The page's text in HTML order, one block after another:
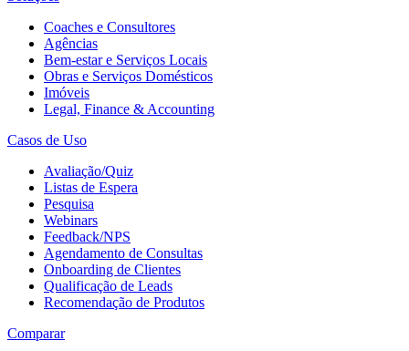
Coaches e Consultores
Agências
Bem-estar e Serviços Locais
Obras e Serviços Domésticos
Imóveis
Legal, Finance & Accounting
Casos de Uso
Avaliação/Quiz
Listas de Espera
Pesquisa
Webinars
Feedback/NPS
Agendamento de Consultas
Onboarding de Clientes
Qualificação de Leads
Recomendação de Produtos
Comparar